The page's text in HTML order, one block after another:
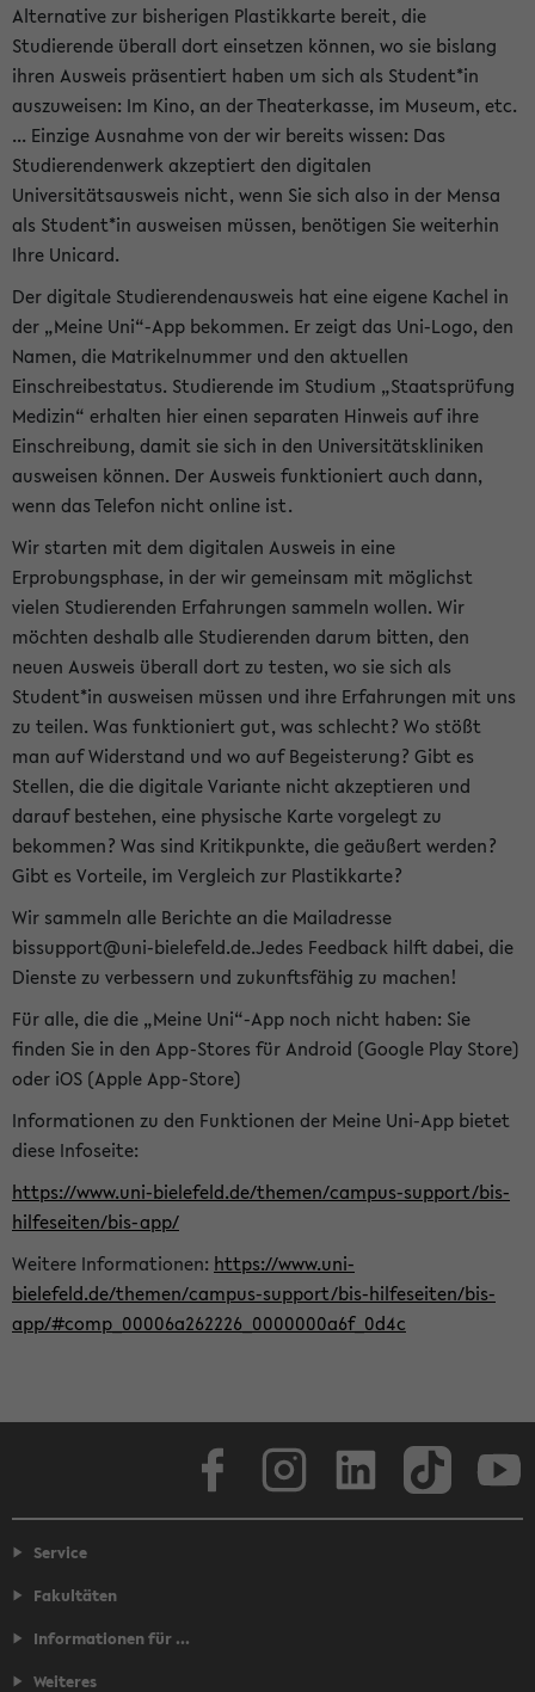
Alternative zur bisherigen Plastikkarte bereit, die
Studierende überall dort einsetzen können, wo sie bislang
ihren Ausweis präsentiert haben um sich als Student*in
auszuweisen: Im Kino, an der Theaterkasse, im Museum, etc.
... Einzige Ausnahme von der wir bereits wissen: Das
Studierendenwerk akzeptiert den digitalen
Universitätsausweis nicht, wenn Sie sich also in der Mensa
als Student*in ausweisen müssen, benötigen Sie weiterhin
Ihre Unicard.
Der digitale Studierendenausweis hat eine eigene Kachel in
der „Meine Uni“-App bekommen. Er zeigt das Uni-Logo, den
Namen, die Matrikelnummer und den aktuellen
Einschreibestatus. Studierende im Studium „Staatsprüfung
Medizin“ erhalten hier einen separaten Hinweis auf ihre
Einschreibung, damit sie sich in den Universitätskliniken
ausweisen können. Der Ausweis funktioniert auch dann,
wenn das Telefon nicht online ist.
Wir starten mit dem digitalen Ausweis in eine
Erprobungsphase, in der wir gemeinsam mit möglichst
vielen Studierenden Erfahrungen sammeln wollen. Wir
möchten deshalb alle Studierenden darum bitten, den
neuen Ausweis überall dort zu testen, wo sie sich als
Student*in ausweisen müssen und ihre Erfahrungen mit uns
zu teilen. Was funktioniert gut, was schlecht? Wo stößt
man auf Widerstand und wo auf Begeisterung? Gibt es
Stellen, die die digitale Variante nicht akzeptieren und
darauf bestehen, eine physische Karte vorgelegt zu
bekommen? Was sind Kritikpunkte, die geäußert werden?
Gibt es Vorteile, im Vergleich zur Plastikkarte?
Wir sammeln alle Berichte an die Mailadresse
bissupport@uni-bielefeld.de.Jedes Feedback hilft dabei, die
Dienste zu verbessern und zukunftsfähig zu machen!
Für alle, die die „Meine Uni“-App noch nicht haben: Sie
finden Sie in den App-Stores für Android (Google Play Store)
oder iOS (Apple App-Store)
Informationen zu den Funktionen der Meine Uni-App bietet
diese Infoseite:
https://www.uni-bielefeld.de/themen/campus-support/bis-
hilfeseiten/bis-app/
Weitere Informationen: https://www.uni-
bielefeld.de/themen/campus-support/bis-hilfeseiten/bis-
app/#comp_00006a262226_0000000a6f_0d4c
Service
Fakultäten
Informationen für ...
Weiteres